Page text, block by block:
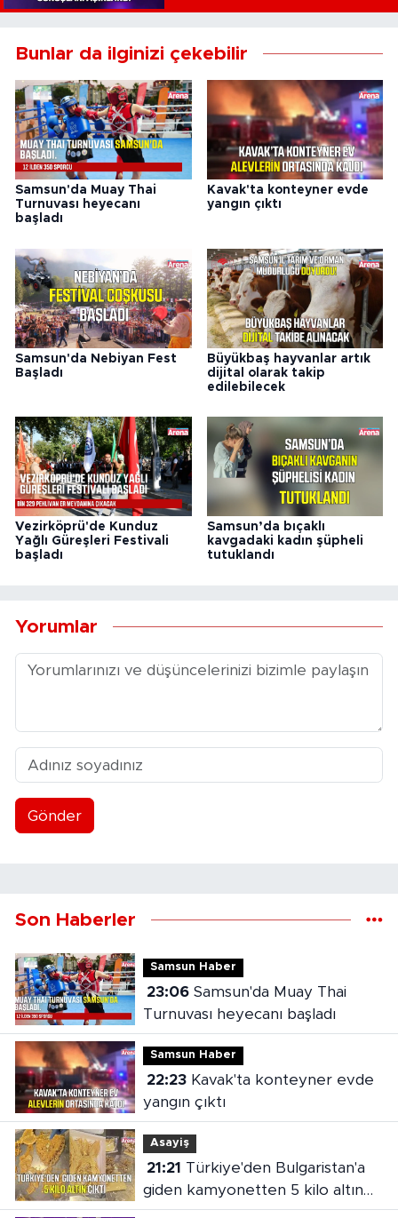
Bunlar da ilginizi çekebilir
Samsun'da Muay Thai
Turnuvası heyecanı
başladı
Kavak'ta konteyner evde
yangın çıktı
Samsun'da Nebiyan Fest
Başladı
Büyükbaş hayvanlar artık
dijital olarak takip
edilebilecek
Vezirköprü'de Kunduz
Yağlı Güreşleri Festivali
başladı
Samsun’da bıçaklı
kavgadaki kadın şüpheli
tutuklandı
Yorumlar
Gönder
Son Haberler
Samsun Haber
23:06Samsun'da Muay Thai
Turnuvası heyecanı başladı
Samsun Haber
22:23Kavak'ta konteyner evde
yangın çıktı
Asayiş
21:21
giden kamyonetten 5 kilo altın
çıktı